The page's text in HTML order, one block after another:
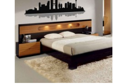
Klikni za detalje